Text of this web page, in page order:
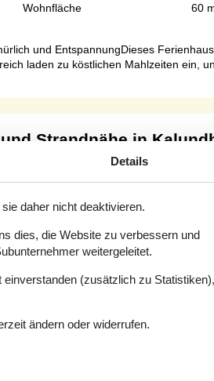
Wohnfläche
60
und EntspannungDieses
laden zu köstlichen Mahlzeiten ein,
Strandnähe in
Entfernung Wasser
100
den Arm nehmen, zum Wasser
offene Küche mit Blick auf das Ess-
Details
daher nicht deaktivieren.
dies, die Website zu verbessern und
weitergeleitet.
(zusätzlich zu
ändern oder widerrufen.